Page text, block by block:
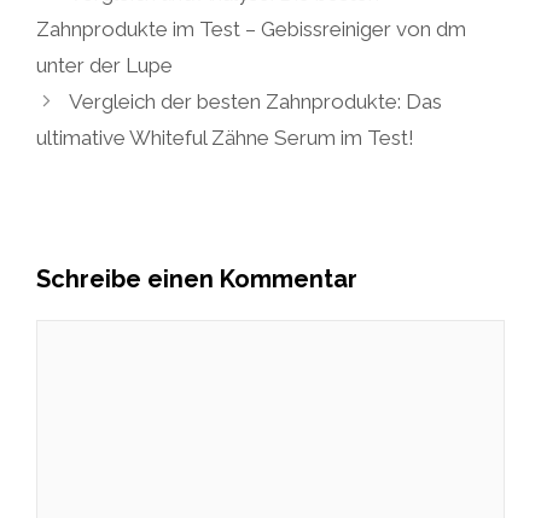
Zahnprodukte im Test – Gebissreiniger von dm
unter der Lupe
Vergleich der besten Zahnprodukte: Das
ultimative Whiteful Zähne Serum im Test!
Schreibe einen Kommentar